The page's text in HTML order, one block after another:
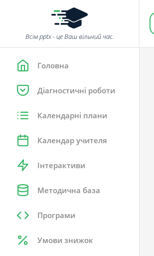
Всім pptx - це Ваш вільний час.
Головна
Діагностичні роботи
Календарні плани
Календар учителя
Інтерактиви
Методична база
Програми
Умови знижок